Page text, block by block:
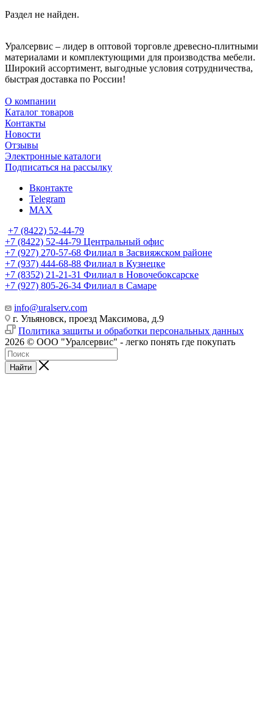
Раздел не найден.
Уралсервис – лидер в оптовой торговле древесно-плитными
материалами и комплектующими для производства мебели.
Широкий ассортимент, выгодные условия сотрудничества,
быстрая доставка по России!
О компании
Каталог товаров
Контакты
Новости
Отзывы
Электронные каталоги
Подписаться на рассылку
Вконтакте
Telegram
MAX
+7 (8422) 52-44-79
+7 (8422) 52-44-79 Центральный офис
+7 (927) 270-57-68 Филиал в Засвияжском районе
+7 (937) 444-68-88 Филиал в Кузнецке
+7 (8352) 21-21-31 Филиал в Новочебоксарске
+7 (927) 805-26-34 Филиал в Самаре
info@uralserv.com
г. Ульяновск, проезд Максимова, д.9
Политика защиты и обработки персональных данных
2026 © ООО "Уралсервис" - легко понять где покупать
Найти